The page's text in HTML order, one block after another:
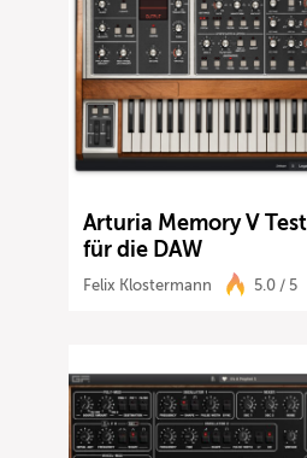
Arturia Memory V
für die DAW
Felix Klostermann 5.0 / 5